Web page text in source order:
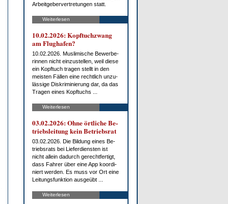
Ar­beit­ge­ber­ver­tre­tun­gen statt.
Weiterlesen
10.02.2026: Kopf­tuch­zwang
am Flug­ha­fen?
10.02.2026. Mus­li­mi­sche Be­wer­be­
rin­nen nicht ein­zu­stel­len, weil die­se
ein Kopf­tuch tra­gen stellt in den
meis­ten Fäl­len ei­ne recht­lich un­zu­
läs­si­ge Dis­kri­mi­nie­rung dar, da das
Tra­gen ei­nes Kopf­tuchs ...
Weiterlesen
03.02.2026: Oh­ne ört­li­che Be­
triebs­lei­tung kein Be­triebs­rat
03.02.2026. Die Bil­dung ei­nes Be­
triebs­rats bei Lie­fer­diens­ten ist
nicht al­lein da­durch ge­recht­fer­tigt,
dass Fah­rer über ei­ne App ko­or­di­
niert wer­den. Es muss vor Ort ei­ne
Lei­tungs­funk­ti­on aus­ge­übt ...
Weiterlesen